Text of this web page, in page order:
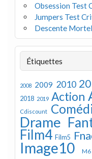
Obsession Test
Jumpers Test
Descente
Étiquettes
2008 2009 2010
2018 2019 Action
Cdiscount
Drame
Film4 Film5
Image10